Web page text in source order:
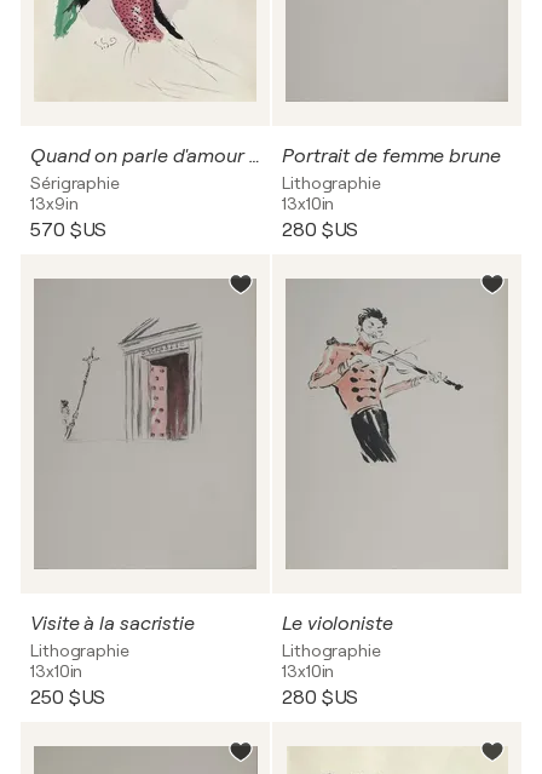
Quand on parle d'amour VIII
Sérigraphie
13x9in
570 $US
Portrait de femme brune
Lithographie
13x10in
280 $US
Visite à la sacristie
Lithographie
13x10in
250 $US
Le violoniste
Lithographie
13x10in
280 $US